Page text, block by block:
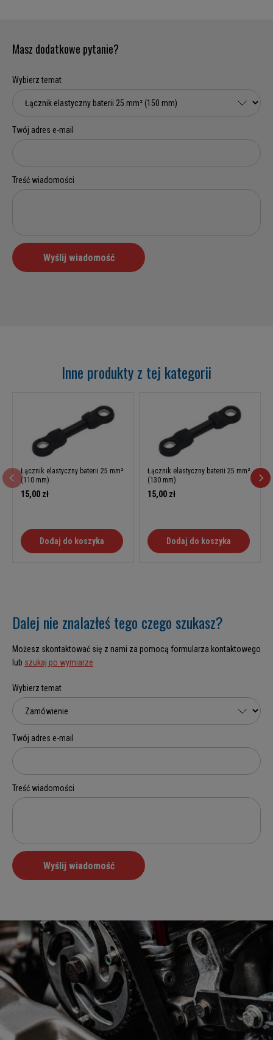
Masz dodatkowe pytanie?
Inne produkty z tej kategorii
Łącznik elastyczny baterii 25 mm²
(110 mm)
15,00 zł
Dodaj do koszyka
Łącznik elastyczny baterii 25 mm²
(130 mm)
15,00 zł
Dodaj do koszyka
Dalej nie znalazłeś tego czego szukasz?
Możesz skontaktować się z nami za pomocą formularza kontaktowego
lub szukaj po wymiarze